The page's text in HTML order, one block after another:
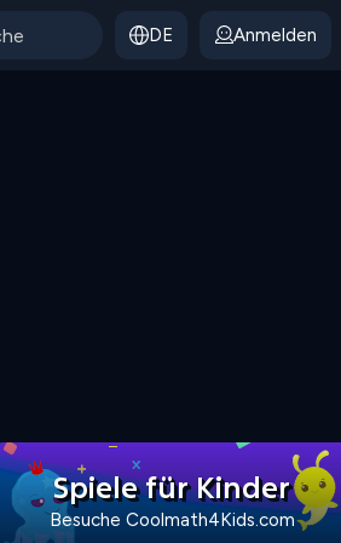
DE Anmelden
Spiele für Kinder
Besuche Coolmath4Kids.com